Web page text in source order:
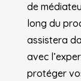
de
long du
assistera
avec
protéger